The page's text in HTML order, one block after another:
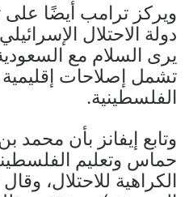
ويركز ترامب أيضًا على
دولة الاحتلال
يرى السلام مع
تشمل إصلاحات
الفلسطينية.
وتابع إيفانز بأن
حماس وتعليم
الكراهية للاحتلال،